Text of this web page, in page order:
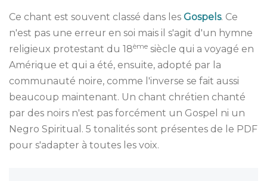
Ce chant est souvent classé dans les Gospels. Ce
n'est pas une erreur en soi mais il s'agit d'un hymne
religieux protestant du 18ème siècle qui a voyagé en
Amérique et qui a été, ensuite, adopté par la
communauté noire, comme l'inverse se fait aussi
beaucoup maintenant. Un chant chrétien chanté
par des noirs n'est pas forcément un Gospel ni un
Negro Spiritual. 5 tonalités sont présentes de le PDF
pour s'adapter à toutes les voix.